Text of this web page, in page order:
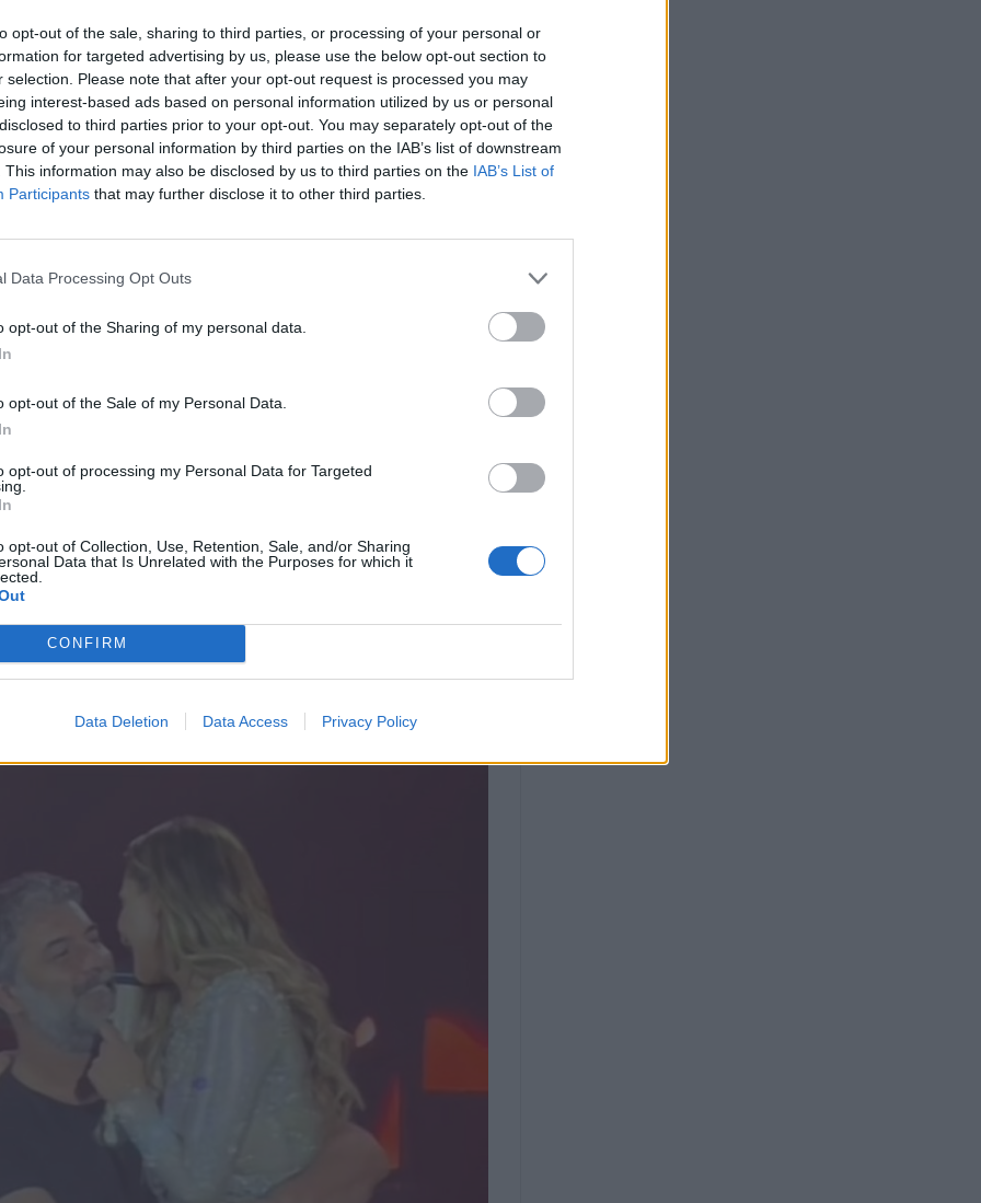
opt-out of the sale, sharing to third parties, or processing of your personal or
for targeted advertising by us, please use the below opt-out section to
selection. Please note that after your opt-out request is processed you may
interest-based ads based on personal information utilized by us or personal
to third parties prior to your opt-out. You may separately opt-out of the
of your personal information by third parties on the IAB’s list of downstream
This information may also be disclosed by us to third parties on the IAB’s List of
Participants that may further disclose it to other third parties.
Data Processing Opt Outs
opt-out of the Sharing of my personal data.
opt-out of the Sale of my Personal Data.
opt-out of processing my Personal Data for Targeted
opt-out of Collection, Use, Retention, Sale, and/or Sharing
Data that Is Unrelated with the Purposes for which it
CONFIRM
Data Deletion Data Access Privacy Policy